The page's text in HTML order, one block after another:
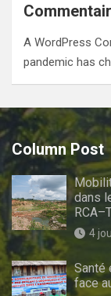
A WordPress
pandemic has
Column Post
dans
4
Santé
face